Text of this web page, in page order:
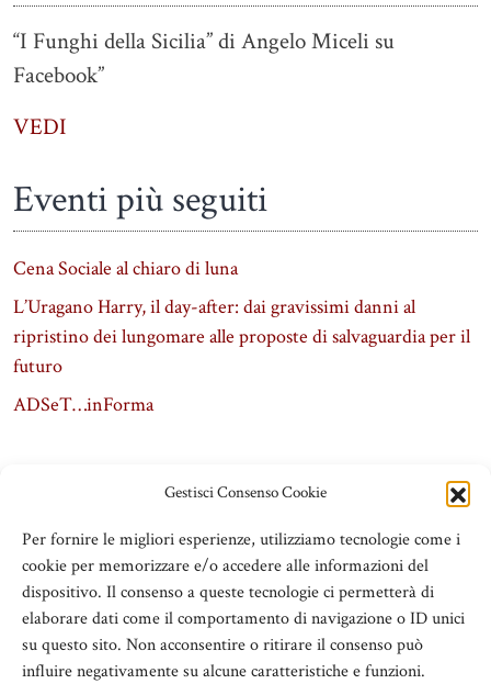
Gestisci Consenso Cookie
Per fornire le migliori esperienze, utilizziamo tecnologie come i
cookie per memorizzare e/o accedere alle informazioni del
dispositivo. Il consenso a queste tecnologie ci permetterà di
elaborare dati come il comportamento di navigazione o ID unici
su questo sito. Non acconsentire o ritirare il consenso può
influire negativamente su alcune caratteristiche e funzioni.
“I Funghi della Sicilia” di Angelo Miceli su
Facebook”
VEDI
Eventi più seguiti
Cena Sociale al chiaro di luna
L’Uragano Harry, il day-after: dai gravissimi danni al
ripristino dei lungomare alle proposte di salvaguardia per il
futuro
ADSeT…inForma